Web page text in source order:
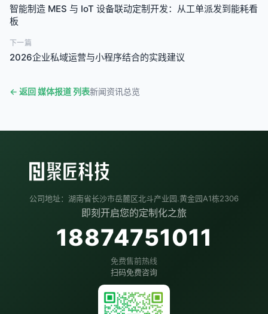
智能制造 MES 与 IoT 设备联动定制开发：从工单派发到能耗看
板
下一篇
2026企业私域运营与小程序结合的实践建议
← 返回 媒体报道 列表新闻资讯总览
公司地址：湖南省长沙市岳麓区北斗产业园.黄金园A1栋2306
即刻开启您的定制化之旅
18874751011
免费售前热线
扫码免费咨询